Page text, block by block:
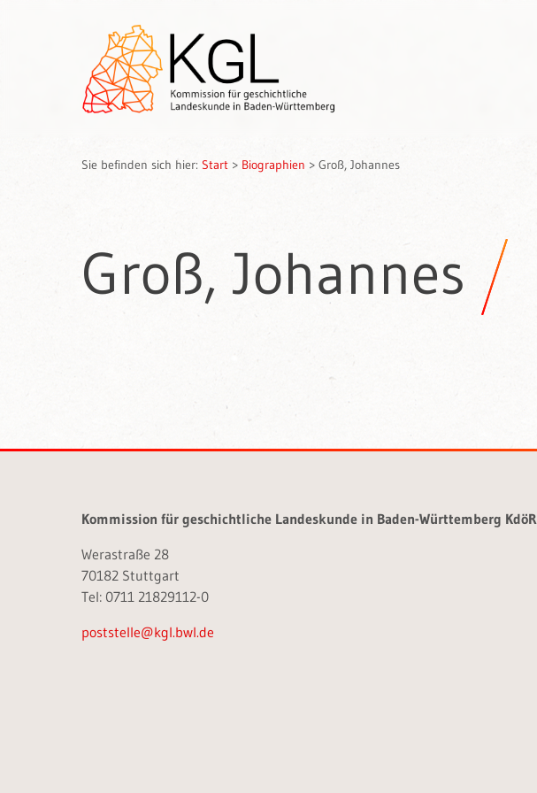
Sie befinden sich hier: Start > Biographien > Groß, Johannes
Groß, Johannes
Kommission für geschichtliche Landeskunde in Baden-Württemberg KdöR
Werastraße 28
70182 Stuttgart
Tel: 0711 21829112-0
poststelle@kgl.bwl.de